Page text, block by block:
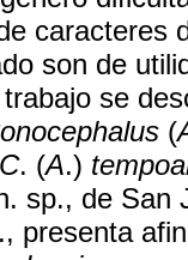
caracteres
son de
se
(
C. (A.)
sp., de San
presenta